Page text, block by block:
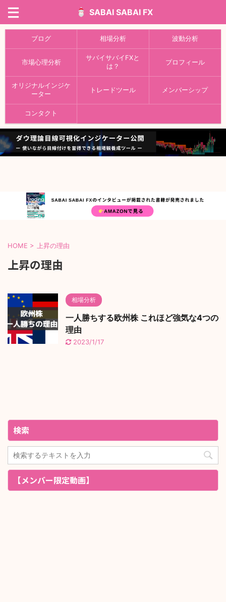
SABAI SABAI FX
ブログ 相場分析 波動分析
市場心理分析
サバイサバイFXと
は？
プロフィール
オリジナルインジケ
ーター
トレードツール メンバーシップ
コンタクト
HOME > 上昇の理由
上昇の理由
相場分析
一人勝ちする欧州株 これほど強気な4つの
理由
2023/1/17
検索
【メンバー限定動画】